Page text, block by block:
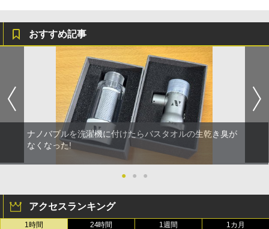
おすすめ記事
ナノバブルを洗濯機に付けたらバスタオルの生乾き臭が
なくなった!
● ● ●
アクセスランキング
1時間 24時間 1週間 1カ月